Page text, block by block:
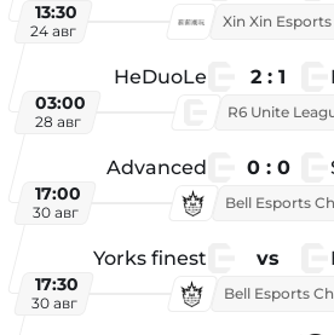
13:30
24 авг
HeDuoLe 2 : 1
03:00
28 авг
Advanced 0 : 0
17:00
30 авг
Yorks finest vs
17:30
30 авг